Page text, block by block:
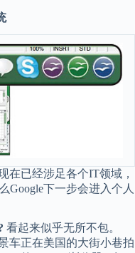
已经涉足各个IT领域，
Google下一步会进入个人
看起来似乎无所不包。
车正在美国的大街小巷拍